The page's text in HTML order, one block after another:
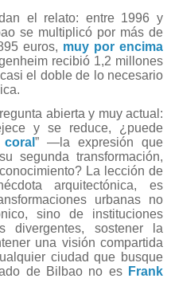
el relato: entre 1996 y
se multiplicó por más de
euros, muy por encima
recibió 1,2 millones
el doble de lo necesario
abierta y muy actual:
y se reduce, ¿puede
” —la expresión que
segunda transformación,
La lección de
arquitectónica, es
urbanas no
sino de instituciones
divergentes, sostener la
una visión compartida
ciudad que busque
de Bilbao no es Frank